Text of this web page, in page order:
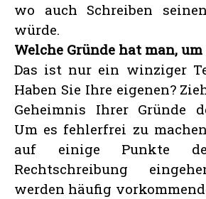
wo auch Schreiben
würde.
Welche Gründe hat man,
Das ist nur ein winziger
Haben Sie Ihre eigenen?
Geheimnis Ihrer Gründe
Um es fehlerfrei zu
auf einige Punkte
Rechtschreibung
werden häufig